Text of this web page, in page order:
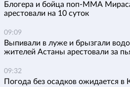
Блогера и бойца поп-ММА
арестовали на 10 суток
09:09
Выпивали в луже и брызгали
жителей Астаны арестовали за
09:32
Погода без осадков ожидается в